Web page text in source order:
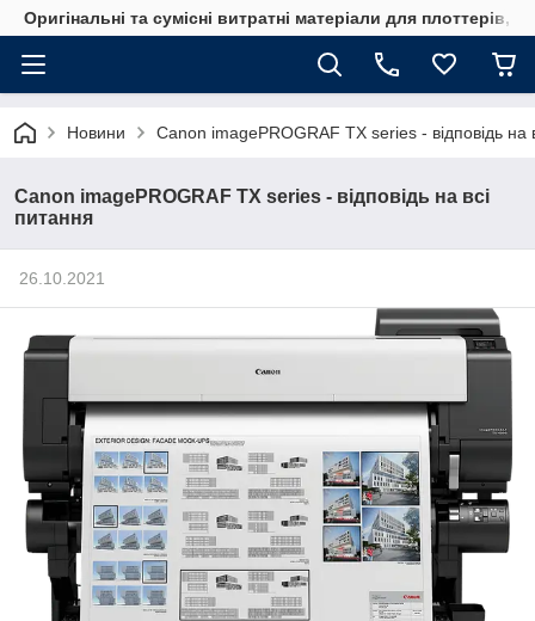
Оригінальні та сумісні витратні матеріали для плоттерів,
Новини Canon imagePROGRAF TX series - відповідь на
Canon imagePROGRAF TX series - відповідь на всі
питання
26.10.2021